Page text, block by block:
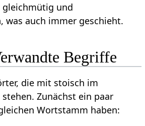
gleichmütig und
was auch immer geschieht.
Begriffe
die mit stoisch im
Zunächst ein paar
Wortstamm haben: